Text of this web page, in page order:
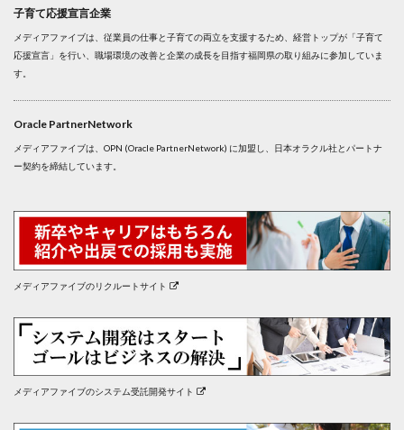
子育て応援宣言企業
メディアファイブは、従業員の仕事と子育ての両立を支援するため、経営トップが「子育て
応援宣言」を行い、職場環境の改善と企業の成長を目指す福岡県の取り組みに参加していま
す。
Oracle PartnerNetwork
メディアファイブは、OPN (Oracle PartnerNetwork) に加盟し、日本オラクル社とパートナ
ー契約を締結しています。
メディアファイブのリクルートサイト
メディアファイブのシステム受託開発サイト